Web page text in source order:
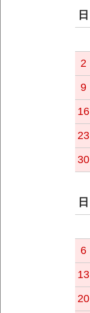
日
2
9
16
23
30
日
6
13
20